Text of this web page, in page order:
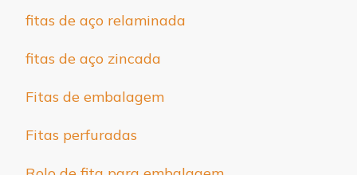
fitas de aço relaminada
fitas de aço zincada
Fitas de embalagem
Fitas perfuradas